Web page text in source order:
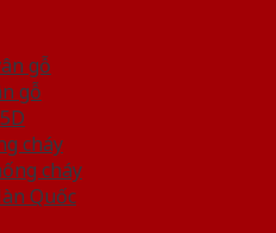
gỗ
gỗ
cháy
cháy
Quốc